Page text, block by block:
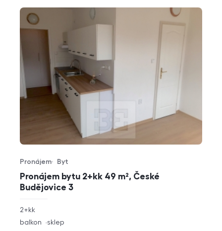
Pronájem bytu 2+kk 49 m², České
Budějovice 3
Typ nabídky
Pronájem
Typ nemovitosti
Byt
rozměry
dispozice
2+kk
funkce
balkon sklep